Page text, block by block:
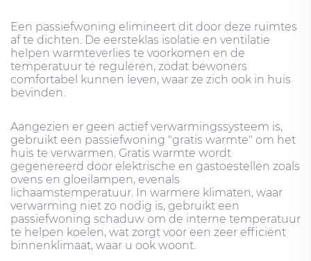
Een passiefwoning elimineert dit door deze ruimtes
af te dichten. De eersteklas isolatie en ventilatie
helpen warmteverlies te voorkomen en de
temperatuur te reguleren, zodat bewoners
comfortabel kunnen leven, waar ze zich ook in huis
bevinden.
Aangezien er geen actief verwarmingssysteem is,
gebruikt een passiefwoning "gratis warmte" om het
huis te verwarmen. Gratis warmte wordt
gegenereerd door elektrische en gastoestellen zoals
ovens en gloeilampen, evenals
lichaamstemperatuur. In warmere klimaten, waar
verwarming niet zo nodig is, gebruikt een
passiefwoning schaduw om de interne temperatuur
te helpen koelen, wat zorgt voor een zeer efficiënt
binnenklimaat, waar u ook woont.